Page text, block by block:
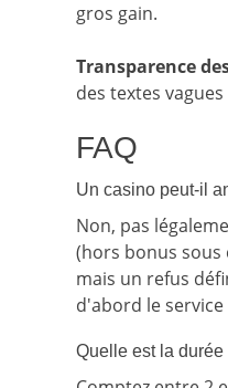
gros gain.
Transparence
des textes
FAQ
Un casino peut-il
Non, pas
(hors bonus
mais un refus
d'abord le service
Quelle est la